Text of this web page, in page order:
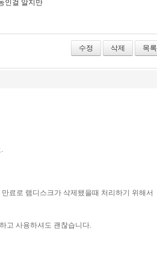
인걸 알지만
수정 삭제 목록
료로 램디스크가 삭제됐을때 처리하기 위해서
고 사용하셔도 괜찮습니다.